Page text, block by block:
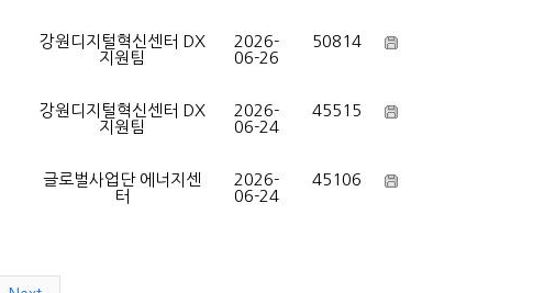
강원디지털혁신센터 DX
지원팀
2026-
06-26
50814
강원디지털혁신센터 DX
지원팀
2026-
06-24
45515
글로벌사업단 에너지센
터
2026-
06-24
45106